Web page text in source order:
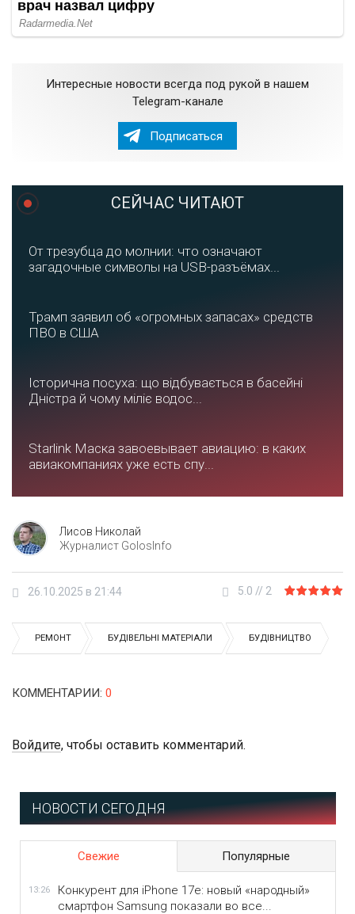
Интересные новости всегда под рукой в нашем
Telegram-канале
Подписаться
СЕЙЧАС ЧИТАЮТ
От трезубца до молнии: что означают
загадочные символы на USB-разъёмах...
Трамп заявил об «огромных запасах» средств
ПВО в США
Історична посуха: що відбувається в басейні
Дністра й чому міліє водос...
Starlink Маска завоевывает авиацию: в каких
авиакомпаниях уже есть спу...
Лисов Николай
Журналист GolosInfo
26.10.2025 в 21:44 5.0 // 2
РЕМОНТ БУДІВЕЛЬНІ МАТЕРІАЛИ БУДІВНИЦТВО
КОММЕНТАРИИ: 0
Войдите, чтобы оставить комментарий.
НОВОСТИ СЕГОДНЯ
Свежие Популярные
13:26
Конкурент для iPhone 17e: новый «народный»
смартфон Samsung показали во все...